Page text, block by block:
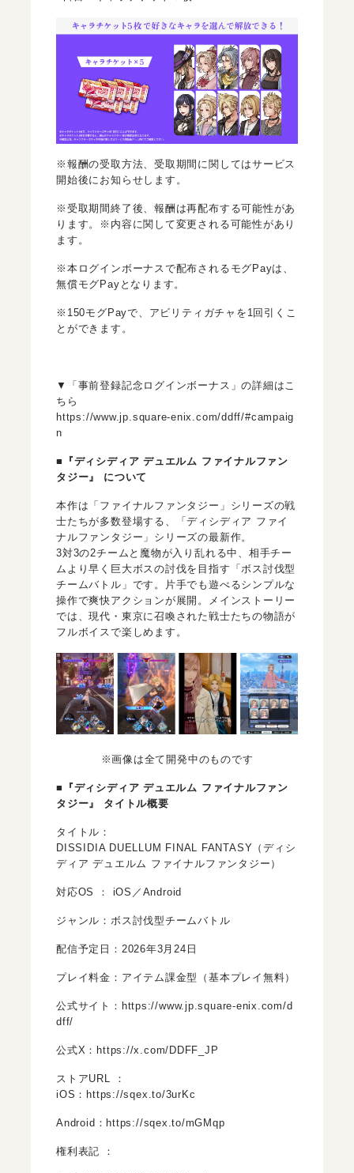
※報酬の受取方法、受取期間に関してはサービス
開始後にお知らせします。
※受取期間終了後、報酬は再配布する可能性があ
ります。※内容に関して変更される可能性があり
ます。
※本ログインボーナスで配布されるモグPayは、
無償モグPayとなります。
※150モグPayで、アビリティガチャを1回引くこ
とができます。
▼「事前登録記念ログインボーナス」の詳細はこ
ちら
https://www.jp.square-enix.com/ddff/#campaig
n
■『ディシディア デュエルム ファイナルファン
タジー』 について
本作は「ファイナルファンタジー」シリーズの戦
士たちが多数登場する、「ディシディア ファイ
ナルファンタジー」シリーズの最新作。
3対3の2チームと魔物が入り乱れる中、相手チー
ムより早く巨大ボスの討伐を目指す「ボス討伐型
チームバトル」です。片手でも遊べるシンプルな
操作で爽快アクションが展開。メインストーリー
では、現代・東京に召喚された戦士たちの物語が
フルボイスで楽しめます。
※画像は全て開発中のものです
■『ディシディア デュエルム ファイナルファン
タジー』 タイトル概要
タイトル：
DISSIDIA DUELLUM FINAL FANTASY（ディシ
ディア デュエルム ファイナルファンタジー）
対応OS ： iOS／Android
ジャンル：ボス討伐型チームバトル
配信予定日：2026年3月24日
プレイ料金：アイテム課金型（基本プレイ無料）
公式サイト： https://www.jp.square-enix.com/d
dff/
公式X： https://x.com/DDFF_JP
ストアURL ：
iOS： https://sqex.to/3urKc
Android： https://sqex.to/mGMqp
権利表記 ：